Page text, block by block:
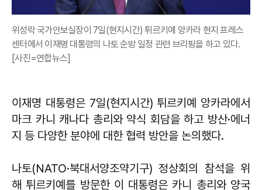
위성락 국가안보실장이 7일(현지시간) 튀르키예 앙카라 현지 프레스
센터에서 이재명 대통령의 나토 순방 일정 관련 브리핑을 하고 있다.
[사진=연합뉴스]
이재명 대통령은 7일(현지시간) 튀르키예 앙카라에서
마크 카니 캐나다 총리와 약식 회담을 하고 방산·에너
지 등 다양한 분야에 대한 협력 방안을 논의했다.
나토(NATO·북대서양조약기구) 정상회의 참석을 위
해 튀르키예를 방문한 이 대통령은 카니 총리와 양국